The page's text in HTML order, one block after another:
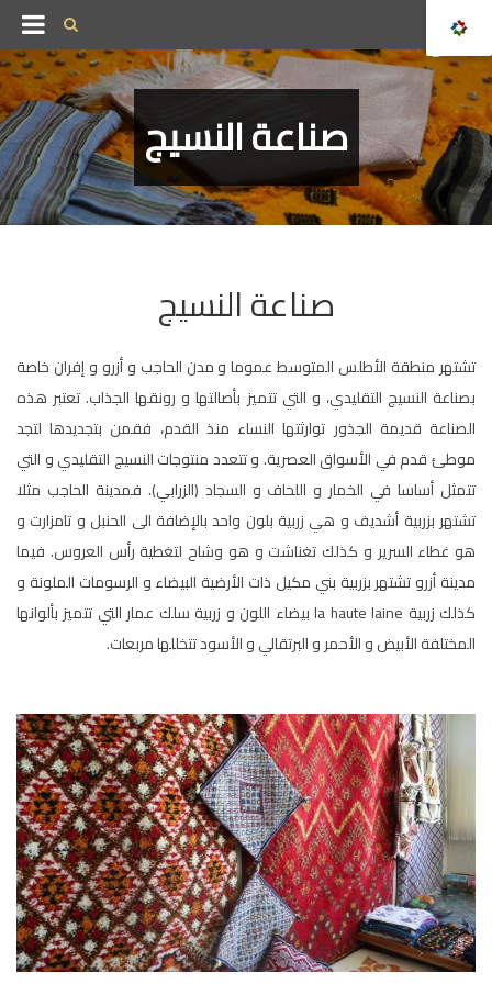
صناعة النسيج
صناعة النسيج
تشتهر منطقة الأطلس المتوسط عموما و مدن الحاجب و أزرو و إفران خاصة
بصناعة النسيج التقليدي، و التي تتميز بأصالتها و رونقها الجذاب. تعتبر هذه
الصناعة قديمة الجذور توارثتها النساء منذ القدم، فقمن بتجديدها لتجد
موطئ قدم في الأسواق العصرية. و تتعدد منتوجات النسيج التقليدي و التي
تتمثل أساسا في الخمار و اللحاف و السجاد (الزرابي). فمدينة الحاجب مثلا
تشتهر بزربية أشديف و هي زربية بلون واحد بالإضافة الى الحنبل و تامزارت و
هو غطاء السرير و كذلك تغناشت و هو وشاح لتغطية رأس العروس. فيما
مدينة أزرو تشتهر بزربية بني مكيل ذات الأرضية البيضاء و الرسومات الملونة و
كذلك زربية la haute laine بيضاء اللون و زربية سلك عمار التي تتميز بألوانها
المختلفة الأبيض و الأحمر و البرتقالي و الأسود تتخللها مربعات.